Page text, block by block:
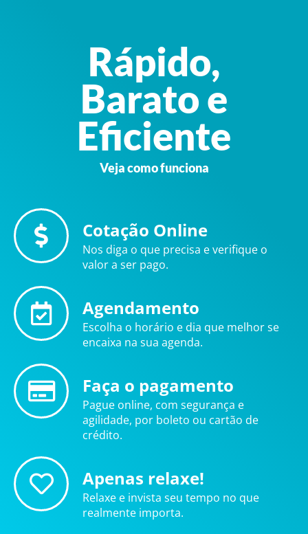
Rápido,
Barato e
Eficiente
Veja como funciona
Cotação Online
Nos diga o que precisa e verifique o
valor a ser pago.
Agendamento
Escolha o horário e dia que melhor se
encaixa na sua agenda.
Faça o pagamento
Pague online, com segurança e
agilidade, por boleto ou cartão de
crédito.
Apenas relaxe!
Relaxe e invista seu tempo no que
realmente importa.